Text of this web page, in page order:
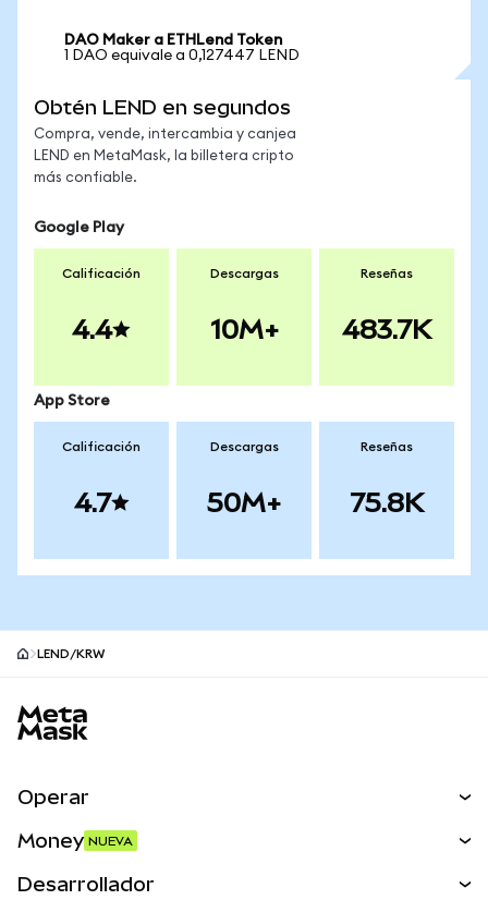
DAO Maker a ETHLend Token
1 DAO equivale a 0,127447 LEND
Obtén LEND en segundos
Compra, vende, intercambia y canjea
LEND en MetaMask, la billetera cripto
más confiable.
Google Play
Calificación
4.4
Descargas
10M+
Reseñas
483.7K
App Store
Calificación
4.7
Descargas
50M+
Reseñas
75.8K
LEND/KRW
Operar
Money NUEVA
Desarrollador